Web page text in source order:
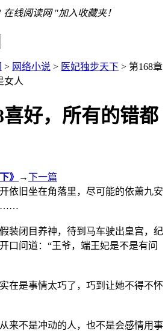
线阅读网 "加入收藏夹！
> 网络小说 > 医妃独步天下 > 第168章
女人
喜好，所有的错都
》 →下一篇
依旧坐在角落里，尽可能的依萧九安
……
装闭目养神，待到马车驶出皇宫，纪
口问道：“王爷，端王妃是不是有问
在是事情太巧了，巧到让她不得不怀
来不是冲动的人，也不是会感情用事